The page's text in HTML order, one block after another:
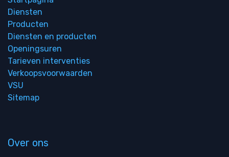
Diensten
Producten
Diensten en producten
Openingsuren
Tarieven interventies
Verkoopsvoorwaarden
VSU
Sitemap
Over ons